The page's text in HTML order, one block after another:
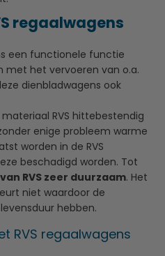
regaalwagens
een functionele functie
met het vervoeren van o.a.
dienbladwagens ook
RVS hittebestendig
enige probleem warme
worden in de RVS
beschadigd worden. Tot
RVS zeer duurzaam. Het
niet waardoor de
hebben.
RVS regaalwagens